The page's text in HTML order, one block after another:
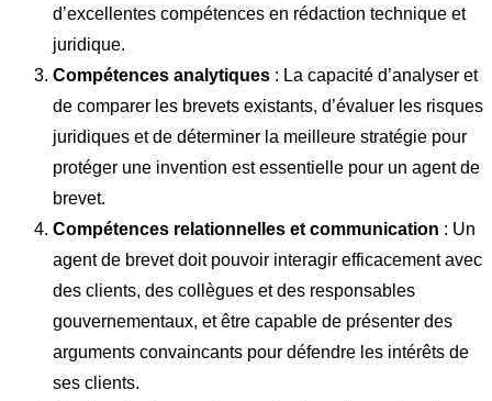
d’excellentes compétences en rédaction technique et
juridique.
Compétences analytiques : La capacité d’analyser et
de comparer les brevets existants, d’évaluer les risques
juridiques et de déterminer la meilleure stratégie pour
protéger une invention est essentielle pour un agent de
brevet.
Compétences relationnelles et communication : Un
agent de brevet doit pouvoir interagir efficacement avec
des clients, des collègues et des responsables
gouvernementaux, et être capable de présenter des
arguments convaincants pour défendre les intérêts de
ses clients.